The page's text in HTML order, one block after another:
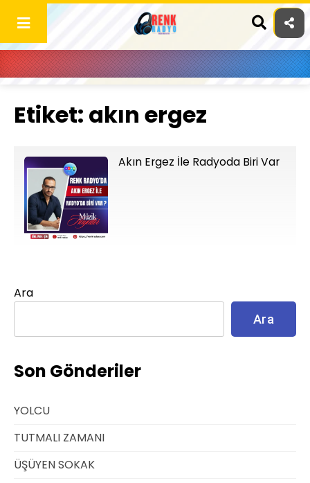
content
Etiket: akın ergez
Akın Ergez İle Radyoda Biri Var
Ara
Ara
Son Gönderiler
YOLCU
TUTMALI ZAMANI
ÜŞÜYEN SOKAK